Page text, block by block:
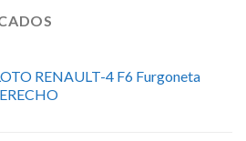
RENAULT-4 F6 Furgoneta